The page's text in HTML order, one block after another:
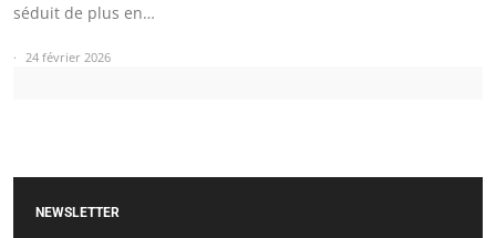
séduit de plus en…
24 février 2026
NEWSLETTER